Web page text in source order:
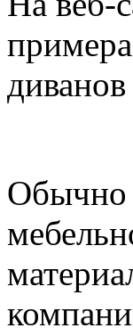
Обычно